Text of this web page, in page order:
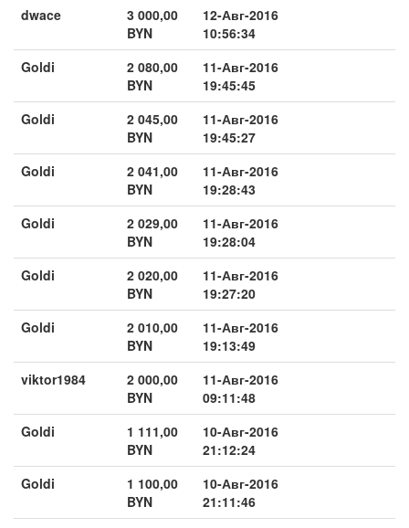
dwace
3 000,00
BYN
12-Авг-2016
10:56:34
Goldi
2 080,00
BYN
11-Авг-2016
19:45:45
Goldi
2 045,00
BYN
11-Авг-2016
19:45:27
Goldi
2 041,00
BYN
11-Авг-2016
19:28:43
Goldi
2 029,00
BYN
11-Авг-2016
19:28:04
Goldi
2 020,00
BYN
11-Авг-2016
19:27:20
Goldi
2 010,00
BYN
11-Авг-2016
19:13:49
viktor1984
2 000,00
BYN
11-Авг-2016
09:11:48
Goldi
1 111,00
BYN
10-Авг-2016
21:12:24
Goldi
1 100,00
BYN
10-Авг-2016
21:11:46